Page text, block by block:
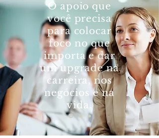
O apoio que
você precisa
para colocar
foco no que
importa e dar
um upgrade na
carreira, nos
negócios e na
vida.